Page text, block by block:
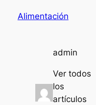
Alimentación
admin
Ver todos
los
artículos